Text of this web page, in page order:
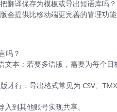
翻译保存为模板或导出短语库吗？
会提供比移动端更完善的管理功能
吗？
本；若要多语版，需要为每个目
才行，导出格式常见为 CSV、TMX
到其他账号实现共享。